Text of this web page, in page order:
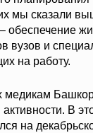
мы сказали
обеспечение
вузов и
на работу.
медикам
активности. В
на